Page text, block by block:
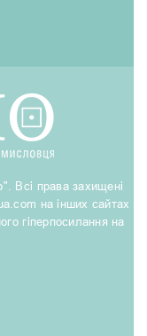
Всі права захищені
на інших сайтах
гіперпосилання на